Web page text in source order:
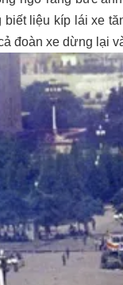
liệu kíp lái xe
đoàn xe dừng lại